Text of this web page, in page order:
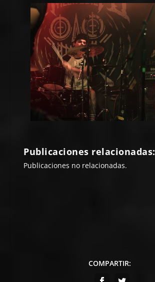
Publicaciones relacionadas:
Publicaciones no relacionadas.
COMPARTIR: